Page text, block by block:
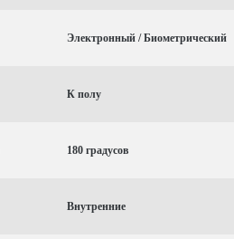
Электронный / Биометрический
К полу
180 градусов
Внутренние